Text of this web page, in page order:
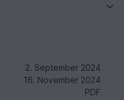
2. September 2024
16. November 2024
PDF